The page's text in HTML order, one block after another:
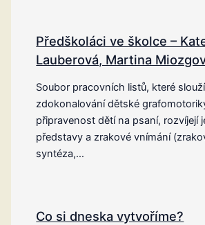
Předškoláci ve školce –
Lauberová, Martina
Soubor pracovních listů, které
zdokonalování dětské
připravenost dětí na psaní, rozvíjejí
představy a zrakové vnímání
syntéza,…
Co si dneska vytvoříme?